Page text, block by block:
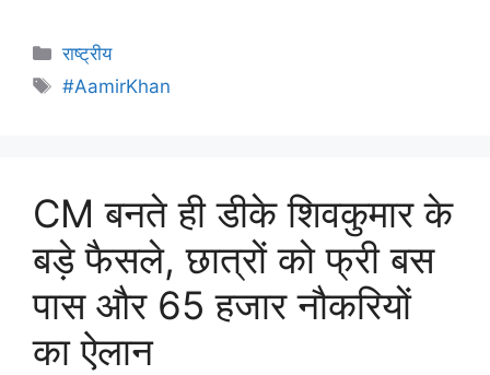
राष्ट्रीय
#AamirKhan
CM बनते ही डीके शिवकुमार के
बड़े फैसले, छात्रों को फ्री बस
पास और 65 हजार नौकरियों
का ऐलान